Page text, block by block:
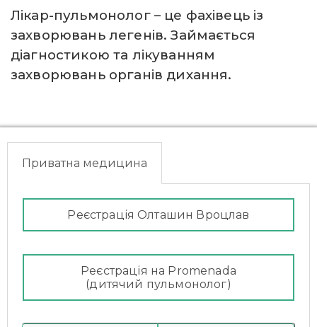
Лікар-пульмонолог – це фахівець із
захворювань легенів. Займається
діагностикою та лікуванням
захворювань органів дихання.
Приватна медицина
Реєстрація Олташин Вроцлав
Реєстрація на Promenada
(дитячий пульмонолог)